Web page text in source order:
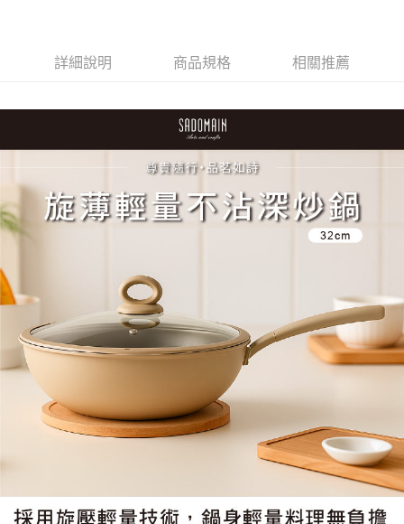
詳細說明 商品規格 相關推薦